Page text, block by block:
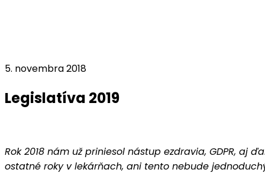
5. novembra 2018
Legislatíva 2019
Rok 2018 nám už priniesol nástup ezdravia, GDPR, aj
ostatné roky v lekárňach, ani tento nebude